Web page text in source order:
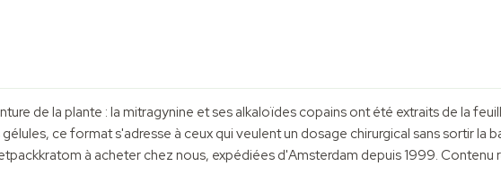
de la plante : la mitragynine et ses alkaloïdes copains ont été extraits de la
ce format s'adresse à ceux qui veulent un dosage chirurgical sans sortir la
à acheter chez nous, expédiées d'Amsterdam depuis 1999. Contenu